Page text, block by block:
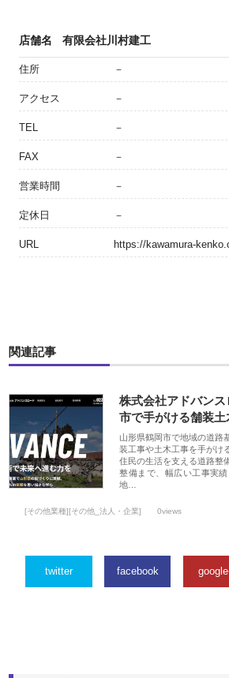
店舗名 有限会社川村建工
住所 －
アクセス －
TEL －
FAX －
営業時間 －
定休日 －
URL https://kawamura-
関連記事
株式会社アドバン
市で手がける舗装
山形県鶴岡市で地域の道路
装工事や土木工事を手がけ
住民の生活を支える道路整
整備まで、幅広い工事実
地…
[その他業種][その他_法人・企業] 0views
twitter facebook